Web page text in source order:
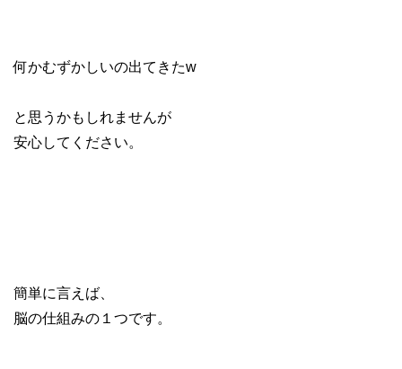
何かむずかしいの出てきたw
と思うかもしれませんが
安心してください。
簡単に言えば、
脳の仕組みの１つです。